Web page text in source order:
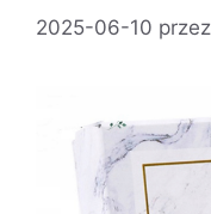
2025-06-10 przez